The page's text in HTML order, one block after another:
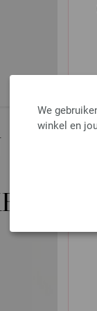
We
winkel en